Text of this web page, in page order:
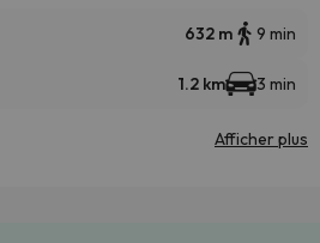
632 m 9 min
1.2 km 3 min
Afficher plus